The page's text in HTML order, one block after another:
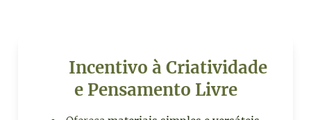
🎨 Incentivo à Criatividade
e Pensamento Livre